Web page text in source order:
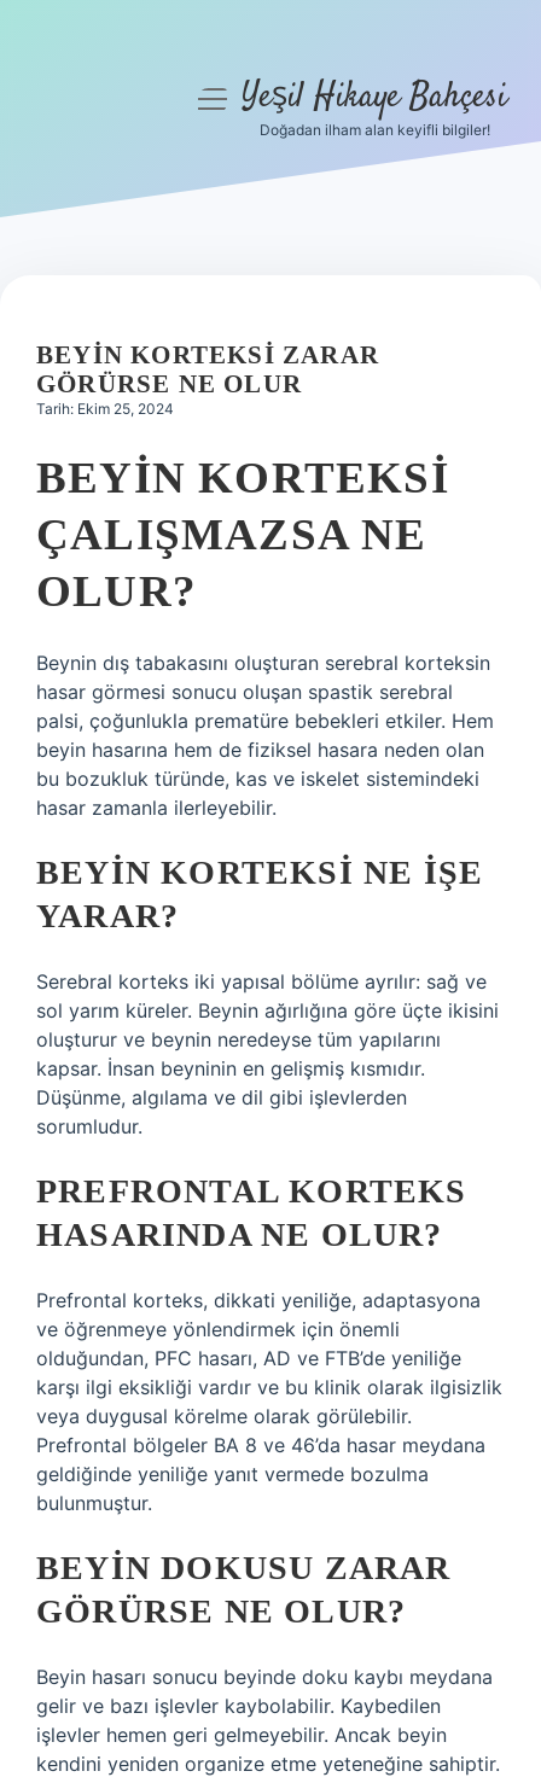
Hakkımızda
menüyüYeşil Hikaye Bahçesi
Doğadan ilham alan keyifli bilgiler!
BEYIN KORTEKSI ZARAR
GÖRÜRSE NE OLUR
Tarih: Ekim 25, 2024
BEYIN KORTEKSI
ÇALIŞMAZSA NE
OLUR?
Beynin dış tabakasını oluşturan serebral korteksin
hasar görmesi sonucu oluşan spastik serebral
palsi, çoğunlukla prematüre bebekleri etkiler. Hem
beyin hasarına hem de fiziksel hasara neden olan
bu bozukluk türünde, kas ve iskelet sistemindeki
hasar zamanla ilerleyebilir.
BEYIN KORTEKSI NE IŞE
YARAR?
Serebral korteks iki yapısal bölüme ayrılır: sağ ve
sol yarım küreler. Beynin ağırlığına göre üçte ikisini
oluşturur ve beynin neredeyse tüm yapılarını
kapsar. İnsan beyninin en gelişmiş kısmıdır.
Düşünme, algılama ve dil gibi işlevlerden
sorumludur.
PREFRONTAL KORTEKS
HASARINDA NE OLUR?
Prefrontal korteks, dikkati yeniliğe, adaptasyona
ve öğrenmeye yönlendirmek için önemli
olduğundan, PFC hasarı, AD ve FTB’de yeniliğe
karşı ilgi eksikliği vardır ve bu klinik olarak ilgisizlik
veya duygusal körelme olarak görülebilir.
Prefrontal bölgeler BA 8 ve 46’da hasar meydana
geldiğinde yeniliğe yanıt vermede bozulma
bulunmuştur.
BEYIN DOKUSU ZARAR
GÖRÜRSE NE OLUR?
Beyin hasarı sonucu beyinde doku kaybı meydana
gelir ve bazı işlevler kaybolabilir. Kaybedilen
işlevler hemen geri gelmeyebilir. Ancak beyin
kendini yeniden organize etme yeteneğine sahiptir.